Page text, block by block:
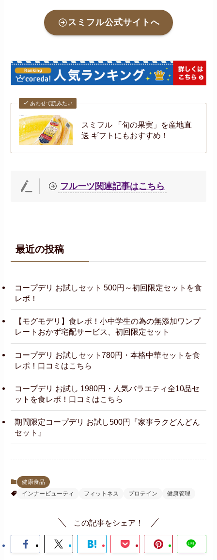
スミフル公式サイトへ
あわせて読みたい
スミフル 「旬の果実」を産地直
送 ギフトにもおすすめ！
フルーツ関連記事はこちら
最近の投稿
コープデリ お試しセット 500円～初回限定セットを食
レポ！
【モグモデリ】食レポ！小中学生の為の無添加ワンプ
レートおかず宅配サービス、初回限定セット
コープデリ お試しセット780円・本格中華セットを食
レポ！口コミはこちら
コープデリ お試し 1980円・人気バラエティ全10品セ
ットを食レポ！口コミはこちら
期間限定コープデリ お試し500円『家事ラクどんどん
セット』
健康食品
インナービューティ
フィットネス プロテイン 健康管理
この記事をシェア！